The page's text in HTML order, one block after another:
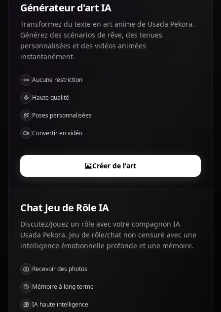
Générateur d'art IA
Transformez du texte en art anime de Usada Pekora.
Générez des scénarios de rêve, des tenues
personnalisées et des vidéos animées
instantanément.
Aucune restriction
Haute qualité
Poses personnalisées
Convertir en vidéo
Créer de l'art
Chat Jeu de Rôle IA
Discutez/Jouez un rôle avec votre compagnon IA
Usada Pekora. Jeu de rôle/chat non censuré avec une
intelligence émotionnelle profonde et une mémoire.
Recevoir des photos
Mémoire à long terme
IA haute intelligence